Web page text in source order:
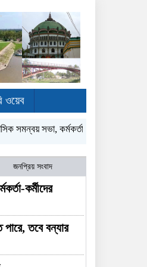
ওয়েব
সমন্বয় সভা, কর্মকর্তা-কর্মীদের সম্মাননা
জনপ্রিয় সংবাদ
কর্মীদের
তবে বন্যার